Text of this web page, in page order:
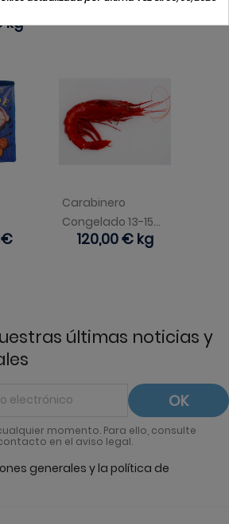
kg
€
Carabinero
Congelado 13-15...
Precio
120,00 € kg
últimas noticias y
momento. Para ello, consulte
en el aviso legal.
generales y la política de